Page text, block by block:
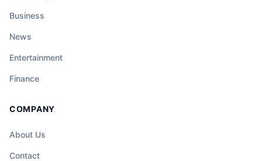
Business
News
Entertainment
Finance
COMPANY
About Us
Contact